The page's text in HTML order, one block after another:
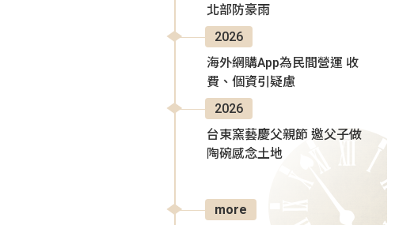
北部防豪雨
2026
海外網購App為民間營運 收
費、個資引疑慮
2026
台東窯藝慶父親節 邀父子做
陶碗感念土地
more